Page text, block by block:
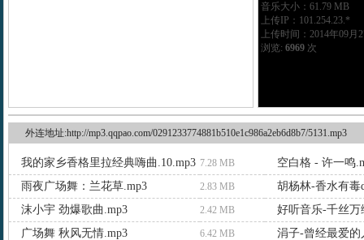
音乐大小：61.79 MB
上传IP：101.254.23.*
上传时间：2014年09月
浏览: 6969次
外连地址:http://mp3.qqpao.com/0291233774881b510e1c986a2eb6d8b7/5131.mp3
我的家乡香格里拉经典嗨曲.10.mp3 7.28 MB
空白格 - 许一鸣
雨夜广场舞：兰花草.mp3
2.83 MB
胡杨林-香水有毒
沫小宇 劲爆歌曲.mp3
2.42 MB
好听音乐-千丝万
广场舞 秋风无情.mp3
6.42 MB
涓子-曾经最爱的